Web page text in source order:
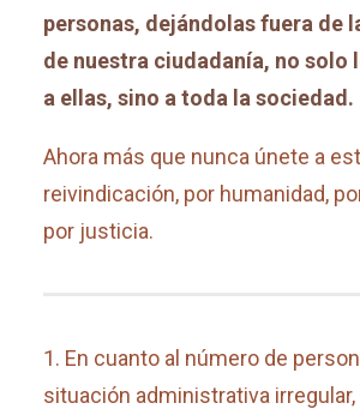
personas, dejándolas fuera de
de nuestra ciudadanía, no solo
a ellas, sino a toda la sociedad.
Ahora más que nunca únete a
reivindicación, por humanidad,
por justicia.
1. En cuanto al número de
situación administrativa